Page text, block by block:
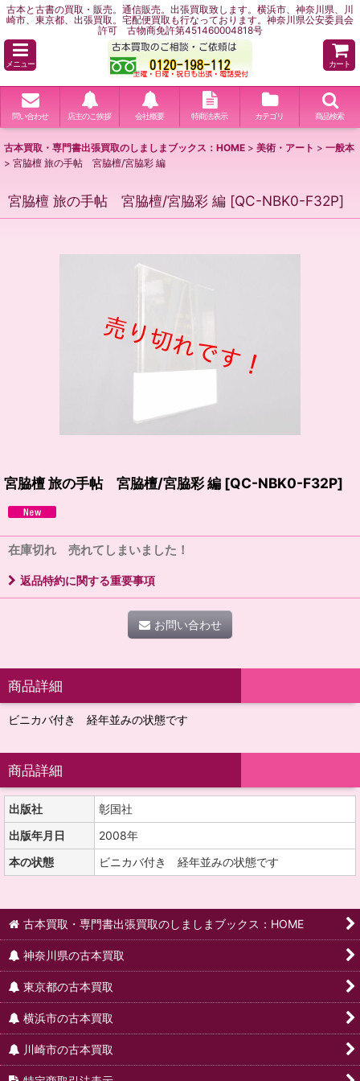
古本と古書の買取・販売。通信販売。出張買取致します。横浜市、神奈川県、川
崎市、東京都、出張買取。宅配便買取も行なっております。神奈川県公安委員会
許可 古物商免許第451460004818号
メニュー カート
問い合わせ 店主のご挨拶 会社概要 特商法表示 カテゴリ 商品検索
古本買取・専門書出張買取のしましまブックス：HOME > 美術・アート > 一般本
> 宮脇檀 旅の手帖 宮脇檀/宮脇彩 編
宮脇檀 旅の手帖 宮脇檀/宮脇彩 編 [QC-NBK0-F32P]
宮脇檀 旅の手帖 宮脇檀/宮脇彩 編 [QC-NBK0-F32P]
在庫切れ 売れてしまいました！
返品特約に関する重要事項
お問い合わせ
商品詳細
ビニカバ付き 経年並みの状態です
商品詳細
出版社
彰国社
出版年月日
2008年
本の状態
ビニカバ付き 経年並みの状態です
古本買取・専門書出張買取のしましまブックス：HOME
神奈川県の古本買取
東京都の古本買取
横浜市の古本買取
川崎市の古本買取